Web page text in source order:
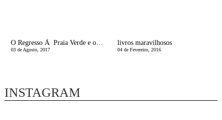
O Regresso Ã Praia Verde e os miÃºdos, LOUCOS
03 de Agosto, 2017
livros maravilhosos
04 de Fevereiro, 2016
INSTAGRAM